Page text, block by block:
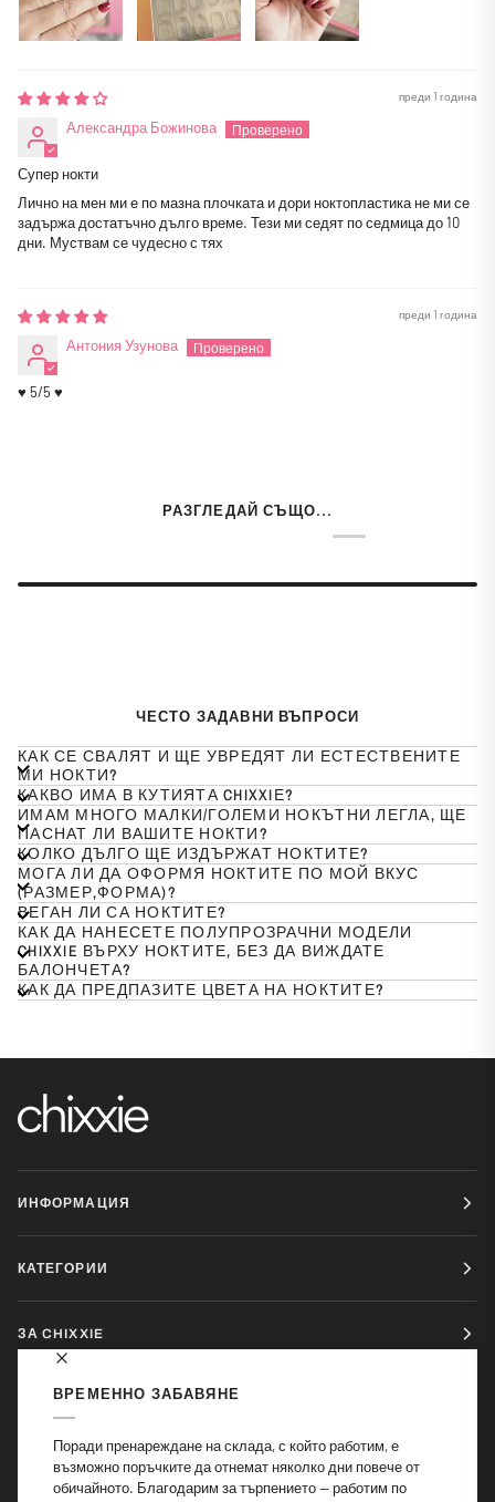
ВРЕМЕННО ЗАБАВЯНЕ
Поради пренареждане на склада, с който работим, е
възможно поръчките да отнемат няколко дни повече от
обичайното. Благодарим за търпението — работим по
преди 1 година
Александра Божинова
Супер нокти
Лично на мен ми е по мазна плочката и дори ноктопластика не ми се
задържа достатъчно дълго време. Тези ми седят по седмица до 10
дни. Муствам се чудесно с тях
преди 1 година
Антония Узунова
♥ 5/5 ♥
РАЗГЛЕДАЙ СЪЩО...
ЧЕСТО ЗАДАВНИ ВЪПРОСИ
КАК СЕ СВАЛЯТ И ЩЕ УВРЕДЯТ ЛИ ЕСТЕСТВЕНИТЕ
МИ НОКТИ?
КАКВО ИМА В КУТИЯТА CHIXXIЕ?
ИМАМ МНОГО МАЛКИ/ГОЛЕМИ НОКЪТНИ ЛЕГЛА, ЩЕ
ПАСНАТ ЛИ ВАШИТЕ НОКТИ?
КОЛКО ДЪЛГО ЩЕ ИЗДЪРЖАТ НОКТИТЕ?
МОГА ЛИ ДА ОФОРМЯ НОКТИТЕ ПО МОЙ ВКУС
(РАЗМЕР,ФОРМА)?
ВЕГАН ЛИ СА НОКТИТЕ?
КАК ДА НАНЕСЕТЕ ПОЛУПРОЗРАЧНИ МОДЕЛИ
CHIXXIE ВЪРХУ НОКТИТЕ, БЕЗ ДА ВИЖДАТЕ
БАЛОНЧЕТА?
КАК ДА ПРЕДПАЗИТЕ ЦВЕТА НА НОКТИТЕ?
ИНФОРМАЦИЯ
КАТЕГОРИИ
ЗА CHIXXIE
ЗА КОНТАКТ: INFO@CHIXXIE.BG